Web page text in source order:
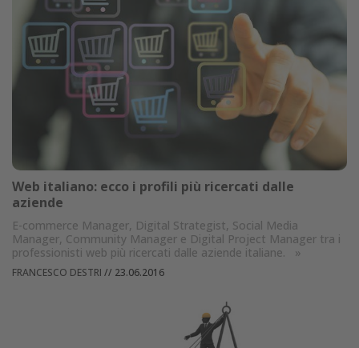
Web italiano: ecco i profili più ricercati dalle
aziende
E-commerce Manager, Digital Strategist, Social Media
Manager, Community Manager e Digital Project Manager tra i
professionisti web più ricercati dalle aziende italiane.
»
FRANCESCO DESTRI // 23.06.2016